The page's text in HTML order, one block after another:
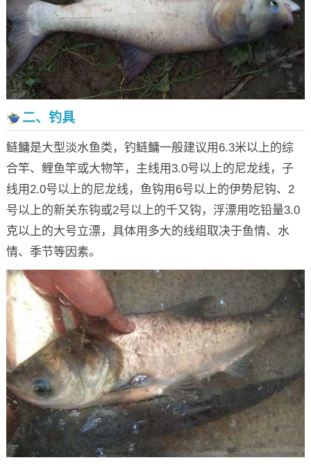
二、钓具
鲢鳙是大型淡水鱼类，钓鲢鳙一般建议用6.3米以上的综
合竿、鲤鱼竿或大物竿，主线用3.0号以上的尼龙线，子
线用2.0号以上的尼龙线，鱼钩用6号以上的伊势尼钩、2
号以上的新关东钩或2号以上的千又钩，浮漂用吃铅量3.0
克以上的大号立漂，具体用多大的线组取决于鱼情、水
情、季节等因素。